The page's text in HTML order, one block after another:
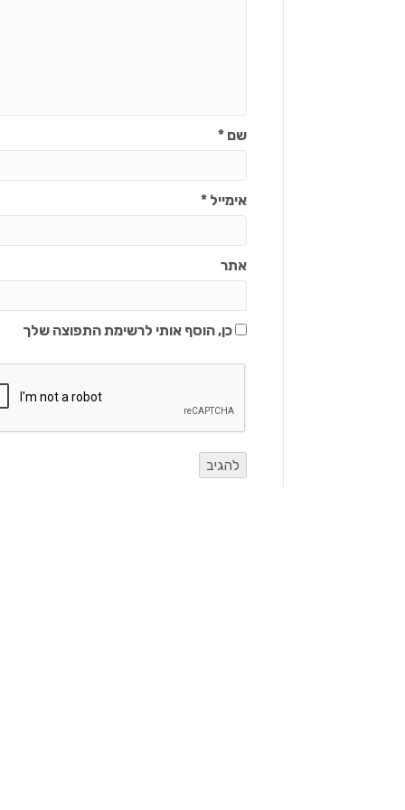
שם*
אימייל*
אתר
כן, הוסף אותי לרשימת התפוצה שלך